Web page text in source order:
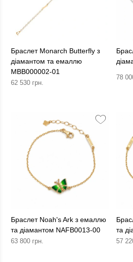
Браслет Monarch Butterfly з
діамантом та емаллю
MBB000002-01
62 530 грн.
78
Браслет Noah's Ark з емаллю
та діамантом NAFB0013-00
63 800 грн.
та
57